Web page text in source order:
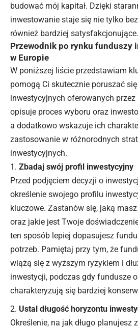
budować mój kapitał. Dzięki
inwestowanie staje się nie tylko
również bardziej satysfakcjonujące.
Przewodnik po rynku funduszy
w Europie
W poniższej liście przedstawiam
pomogą Ci skutecznie poruszać
inwestycyjnych oferowanych przez
opisuje proces wyboru oraz
a dodatkowo wskazuje ich
zastosowanie w różnorodnych
inwestycyjnych.
Zbadaj swój profil inwestycyjny
Przed podjęciem decyzji o
określenie swojego profilu
kluczowe. Zastanów się, jaką
oraz jakie jest Twoje
ten sposób lepiej dopasujesz
potrzeb. Pamiętaj przy tym, że
wiążą się z wyższym ryzykiem i
inwestycji, podczas gdy fundusze
charakteryzują się bardziej
Ustal długość horyzontu
Określenie, na jak długo planujesz